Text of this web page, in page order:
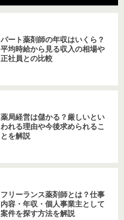
パート薬剤師の年収はいくら？
平均時給から見る収入の相場や
正社員との比較
薬局経営は儲かる？厳しいとい
われる理由や今後求められるこ
とを解説
フリーランス薬剤師とは？仕事
内容・年収・個人事業主として
案件を探す方法を解説